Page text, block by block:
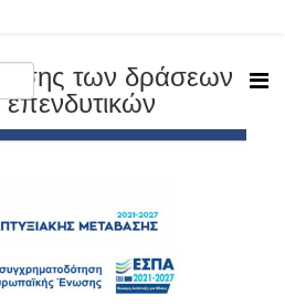
των δράσεων